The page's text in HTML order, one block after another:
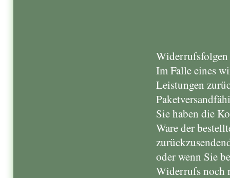
Widerrufsfolgen
Im Falle eines
Leistungen
Sie haben die
Ware der
oder wenn Sie
Widerrufs noch